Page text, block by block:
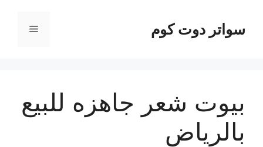
المحتوىسواتر دوت كوم القائمة
بيوت شعر جاهزه للبيع
بالرياض